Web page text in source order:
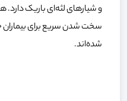
و شیارهای لثه‌ای باریک دارد.
سخت شدن سریع برای
شده‌اند.